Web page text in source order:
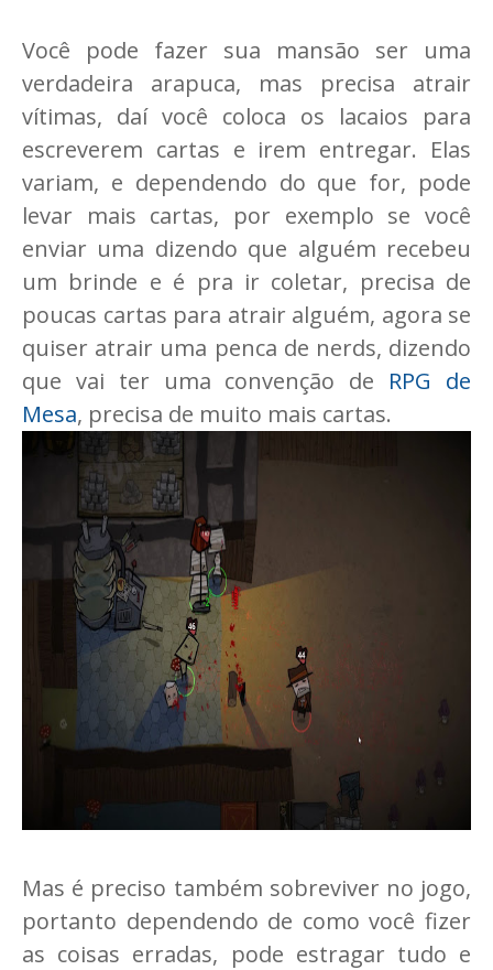
Você pode fazer sua mansão ser uma
verdadeira arapuca, mas precisa atrair
vítimas, daí você coloca os lacaios para
escreverem cartas e irem entregar. Elas
variam, e dependendo do que for, pode
levar mais cartas, por exemplo se você
enviar uma dizendo que alguém recebeu
um brinde e é pra ir coletar, precisa de
poucas cartas para atrair alguém, agora se
quiser atrair uma penca de nerds, dizendo
que vai ter uma convenção de RPG de
Mesa, precisa de muito mais cartas.
Mas é preciso também sobreviver no jogo,
portanto dependendo de como você fizer
as coisas erradas, pode estragar tudo e